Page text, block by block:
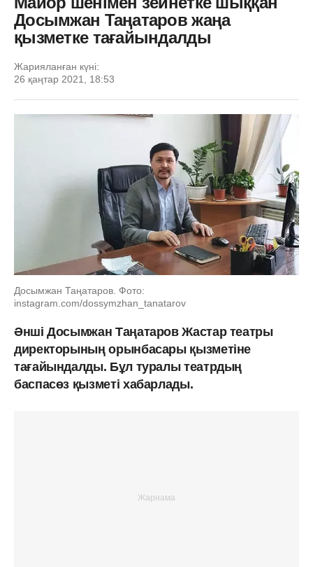
Досымжан Таңатаров жаңа
қызметке тағайындалды
Жарияланған күні:
26 қаңтар 2021, 18:53
Досымжан Таңатаров. Фото:
instagram.com/dossymzhan_tanatarov
Әнші Досымжан Таңатаров Жастар театры
директорының орынбасары қызметіне
тағайындалды. Бұл туралы театрдың
баспасөз қызметі хабарлады.